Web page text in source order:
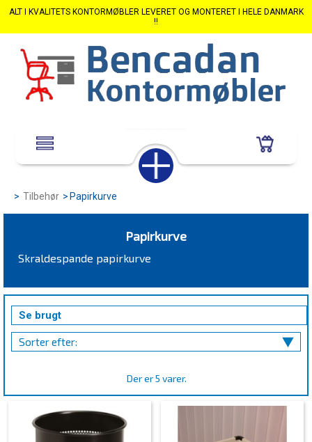
ALT I KVALITETS KONTORMØBLER LEVERET OG MONTERET I HELE DANMARK
!!
> Tilbehør > Papirkurve
Papirkurve
Skraldespande papirkurve
Se brugt
Sorter efter:
Der er 5 varer.